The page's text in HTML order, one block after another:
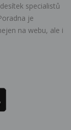
specialistů
je
na webu, ale i